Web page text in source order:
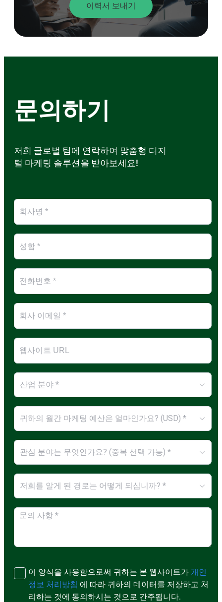
이력서 보내기
문의하기
저희 글로벌 팀에 연락하여 맞춤형 디지
털 마케팅 솔루션을 받아보세요!
산업 분야 *
귀하의 월간 마케팅 예산은 얼마인가요? (USD) *
관심 분야는 무엇인가요? (중복 선택 가능) *
저희를 알게 된 경로는 어떻게 되십니까? *
이 양식을 사용함으로써 귀하는 본 웹사이트가 개인
정보 처리방침 에 따라 귀하의 데이터를 저장하고 처
리하는 것에 동의하시는 것으로 간주됩니다.